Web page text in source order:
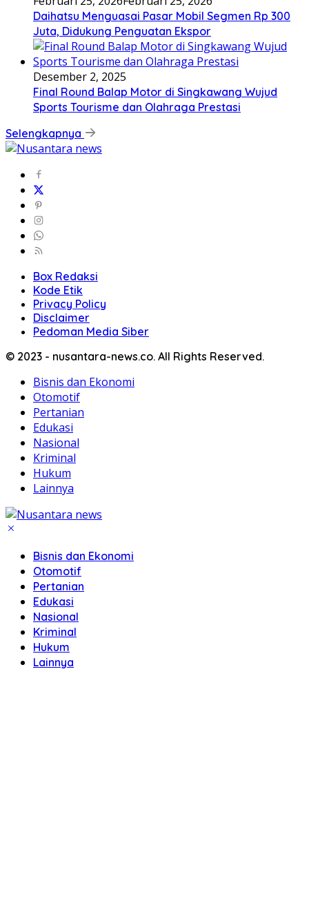
Daihatsu Menguasai Pasar Mobil Segmen Rp 300
Juta, Didukung Penguatan Ekspor
Desember 2, 2025
Final Round Balap Motor di Singkawang Wujud
Sports Tourisme dan Olahraga Prestasi
Selengkapnya
Box Redaksi
Kode Etik
Privacy Policy
Disclaimer
Pedoman Media Siber
© 2023 - nusantara-news.co. All Rights Reserved.
Bisnis dan Ekonomi
Otomotif
Pertanian
Edukasi
Nasional
Kriminal
Hukum
Lainnya
Bisnis dan Ekonomi
Otomotif
Pertanian
Edukasi
Nasional
Kriminal
Hukum
Lainnya